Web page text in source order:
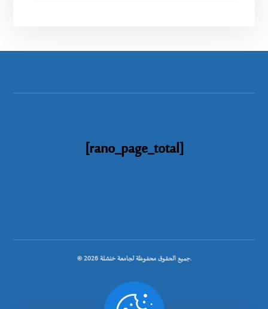
[rano_page_total]
© جميع الحقوق محفوظة لجامعة خنشلة 2026.
.